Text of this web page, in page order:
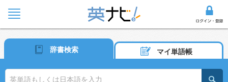
辞書検索 マイ単語帳